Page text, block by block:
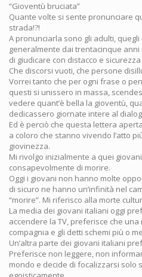
“Gioventù bruciata”
Quante volte si sente pronunciare
strada!?!
A pronunciarla sono gli adulti,
generalmente dai trentacinque
di giudicare con distacco e
Che discorsi vuoti, che persone
Vorrei tanto che per ogni frase o
questi si unissero in massa,
vedere quant’è bella la gioventù,
dedicassero giornate intere al
Ed è perciò che questa lettera
a coloro che stanno vivendo l’atto
giovinezza.
Mi rivolgo inizialmente a quei
consapevolmente di morire.
Oggi i giovani non hanno molte
di sicuro ne hanno un’infinità nel
“morire”. Mi riferisco alla morte
La media dei giovani italiani oggi
accendere la TV, preferisce che
compagnia e gli detti schemi più o
Un’altra parte dei giovani italiani
Preferisce non leggere, non
mondo e decide di focalizzarsi solo